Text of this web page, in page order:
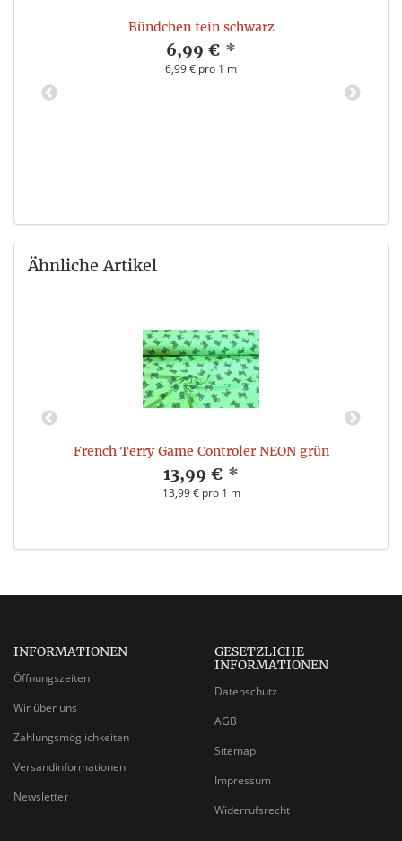
Bündchen fein schwarz
6,99 € *
6,99 € pro 1 m
Ähnliche Artikel
French Terry Game Controler NEON grün
13,99 € *
13,99 € pro 1 m
INFORMATIONEN
Öffnungszeiten
Wir über uns
Zahlungsmöglichkeiten
Versandinformationen
Newsletter
GESETZLICHE
INFORMATIONEN
Datenschutz
AGB
Sitemap
Impressum
Widerrufsrecht